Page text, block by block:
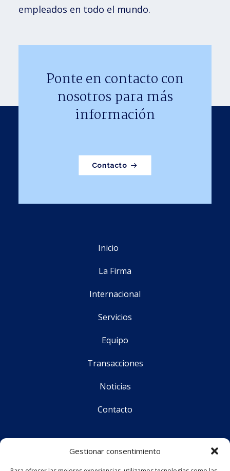
Gestionar consentimiento
empleados en todo el mundo.
Ponte en contacto con
nosotros para más
información
Contacto
Inicio
La Firma
Internacional
Servicios
Equipo
Transacciones
Noticias
Contacto